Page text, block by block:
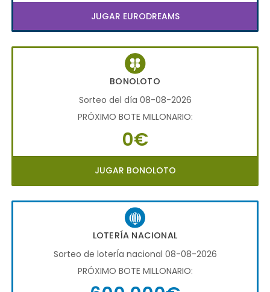
JUGAR EURODREAMS
BONOLOTO
Sorteo del día 08-08-2026
PRÓXIMO BOTE MILLONARIO:
0€
JUGAR BONOLOTO
LOTERÍA NACIONAL
Sorteo de loterÍa nacional 08-08-2026
PRÓXIMO BOTE MILLONARIO: